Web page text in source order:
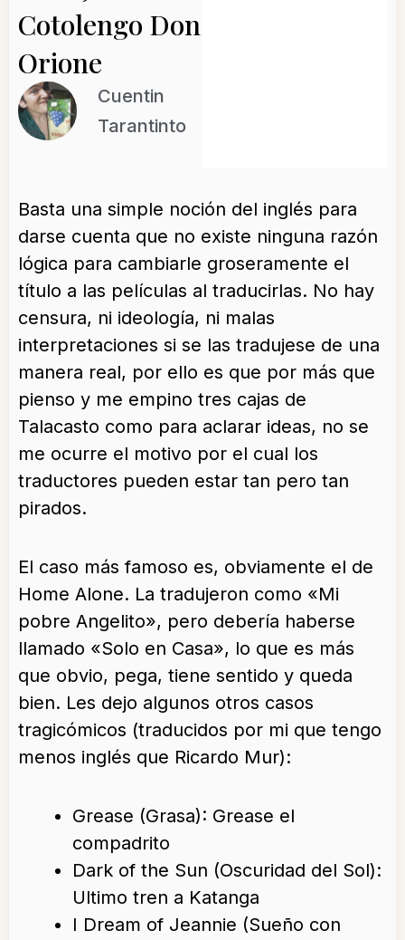
Cotolengo Don
Orione
Cuentin
Tarantinto
Basta una simple noción del inglés para
darse cuenta que no existe ninguna razón
lógica para cambiarle groseramente el
título a las películas al traducirlas. No hay
censura, ni ideología, ni malas
interpretaciones si se las tradujese de una
manera real, por ello es que por más que
pienso y me empino tres cajas de
Talacasto como para aclarar ideas, no se
me ocurre el motivo por el cual los
traductores pueden estar tan pero tan
pirados.
El caso más famoso es, obviamente el de
Home Alone. La tradujeron como «Mi
pobre Angelito», pero debería haberse
llamado «Solo en Casa», lo que es más
que obvio, pega, tiene sentido y queda
bien. Les dejo algunos otros casos
tragicómicos (traducidos por mi que tengo
menos inglés que Ricardo Mur):
Grease (Grasa): Grease el
compadrito
Dark of the Sun (Oscuridad del Sol):
Ultimo tren a Katanga
I Dream of Jeannie (Sueño con